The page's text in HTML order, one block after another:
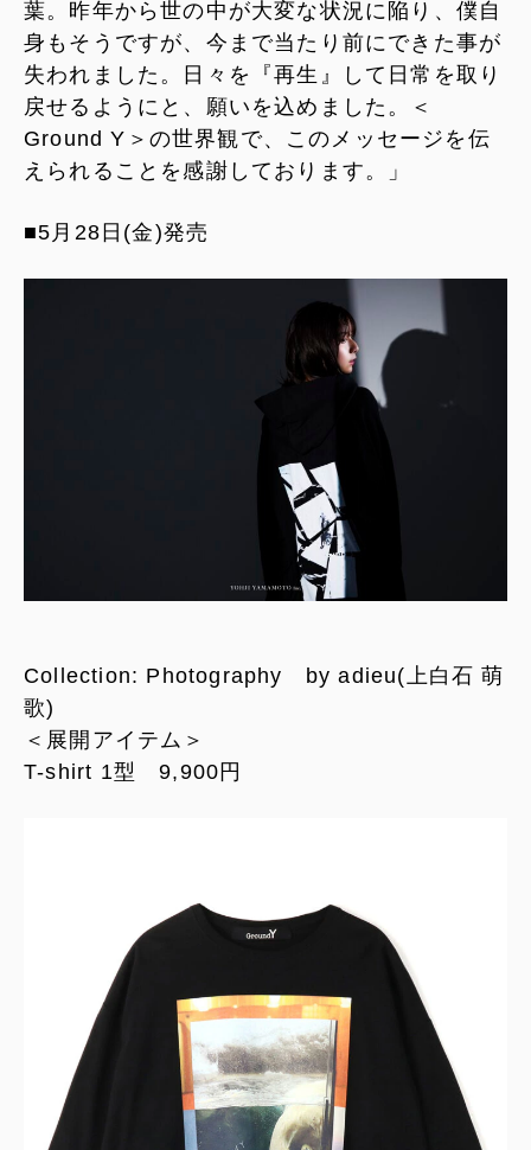
葉。昨年から世の中が大変な状況に陥り、僕自
身もそうですが、今まで当たり前にできた事が
失われました。日々を『再生』して日常を取り
戻せるようにと、願いを込めました。＜
Ground Y＞の世界観で、このメッセージを伝
えられることを感謝しております。」
■5月28日(金)発売
Collection: Photography by adieu(上白石 萌
歌)
＜展開アイテム＞
T-shirt 1型 9,900円